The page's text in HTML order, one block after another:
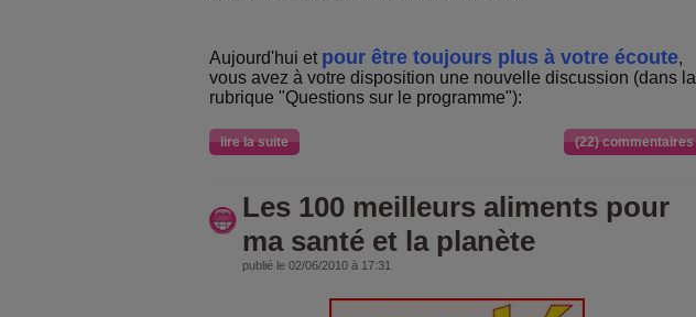
Aujourd'hui et pour être toujours plus à votre écoute,
vous avez à votre disposition une nouvelle discussion (dans la
rubrique "Questions sur le programme"):
lire la suite (22) commentaires
Les 100 meilleurs aliments pour
ma santé et la planète
publié le 02/06/2010 à 17:31